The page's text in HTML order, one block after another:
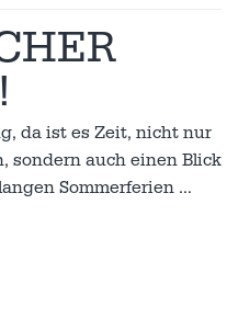
da ist es Zeit, nicht nur
sondern auch einen Blick
Sommerferien …